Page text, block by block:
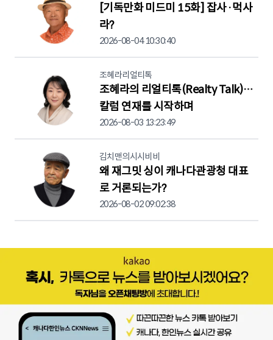
[기독만화 미드미 15화] 잡사·먹사
라?
2026-08-04 10:30:40
조혜라리얼티톡
조혜라의 리얼티톡(Realty Talk)…
칼럼 연재를 시작하며
2026-08-03 13:23:49
김치맨의시시비비
왜 재그밋 싱이 캐나다관광청 대표
로 거론되는가?
2026-08-02 09:02:38